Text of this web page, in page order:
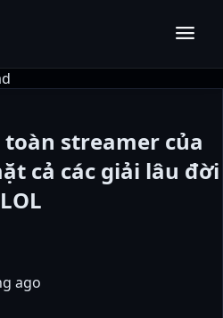
menu
streamer của
cả các giải lâu đời
ago